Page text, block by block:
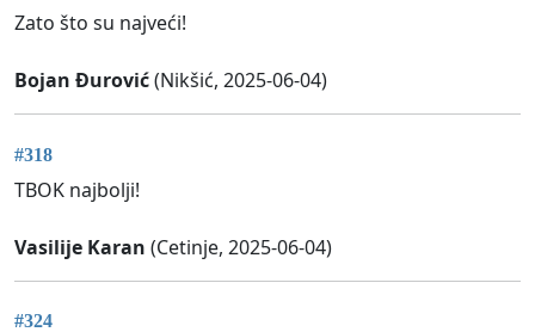
Zato što su najveći!
Bojan Đurović(Nikšić, 2025-06-04)
#318
TBOK najbolji!
Vasilije Karan (Cetinje, 2025-06-04)
#324